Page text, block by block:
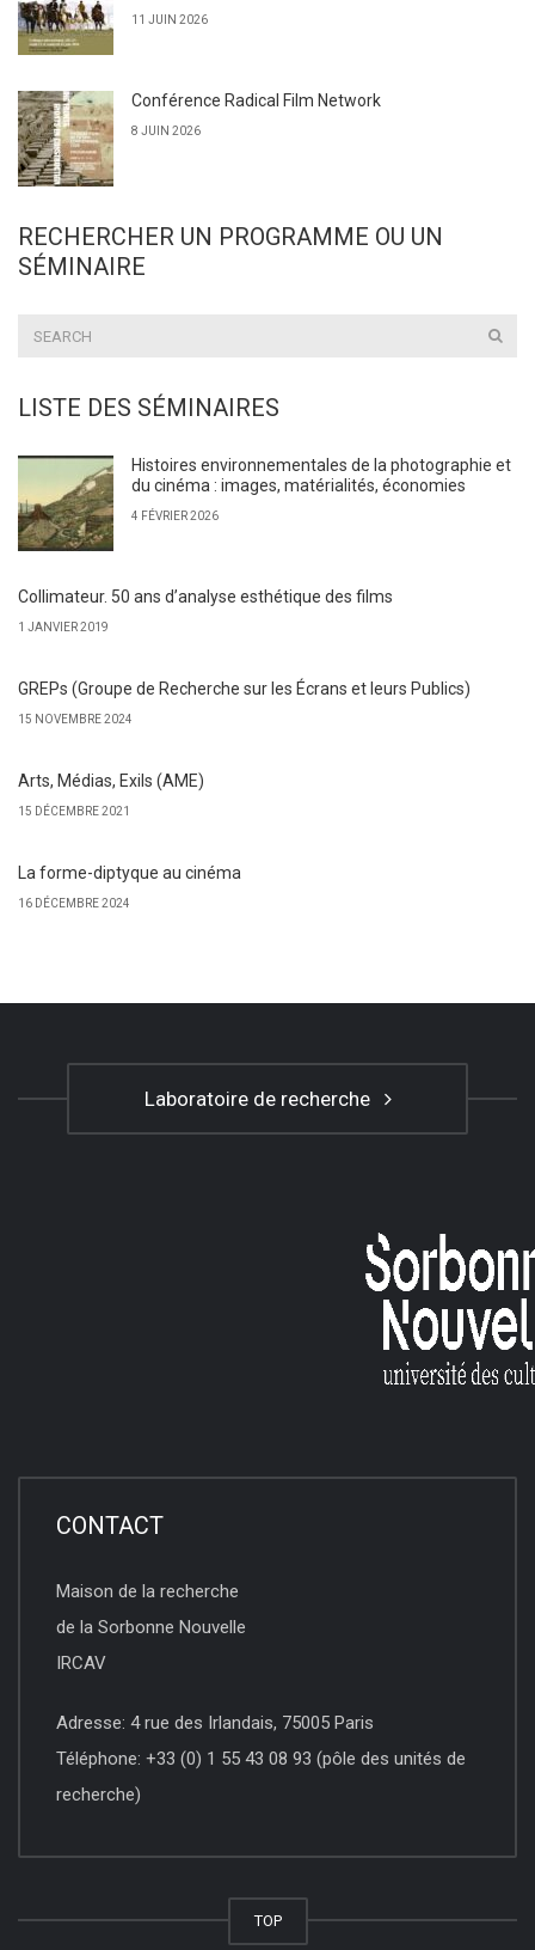
11 JUIN 2026
Conférence Radical Film Network
8 JUIN 2026
RECHERCHER UN PROGRAMME OU UN
SÉMINAIRE
LISTE DES SÉMINAIRES
Histoires environnementales de la photographie et
du cinéma : images, matérialités, économies
4 FÉVRIER 2026
Collimateur. 50 ans d’analyse esthétique des films
1 JANVIER 2019
GREPs (Groupe de Recherche sur les Écrans et leurs Publics)
15 NOVEMBRE 2024
Arts, Médias, Exils (AME)
15 DÉCEMBRE 2021
La forme-diptyque au cinéma
16 DÉCEMBRE 2024
Laboratoire de recherche
CONTACT
Maison de la recherche
de la Sorbonne Nouvelle
IRCAV
Adresse: 4 rue des Irlandais, 75005 Paris
Téléphone: +33 (0) 1 55 43 08 93 (pôle des unités de
recherche)
TOP